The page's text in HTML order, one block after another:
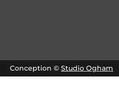
Conception © Studio Ogham